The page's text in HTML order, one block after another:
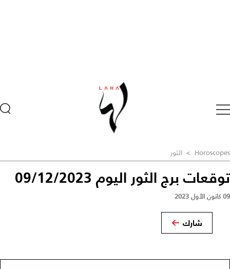
Horoscopes
> الثور
توقعات برج الثور اليوم 09/12/2023
09 كانون الأول 2023
شارك